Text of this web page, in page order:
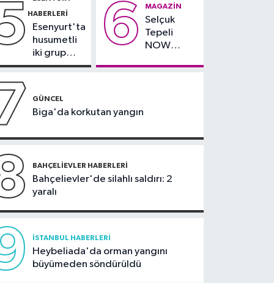
Olympos Regatta için
geri sayım başladı
bazı yollar
kapatılacak
teslim
alındı
HABERLERI
Esenyurt'ta
husumetli
iki grup
arasında
6 MAGAZIN
Selçuk
Tepeli
NOW
GÜNCEL
Biga'da korkutan yangın
BAHÇELIEVLER HABERLERI
Bahçelievler'de silahlı saldırı: 2
yaralı
İSTANBUL HABERLERI
Heybeliada'da orman yangını
büyümeden söndürüldü